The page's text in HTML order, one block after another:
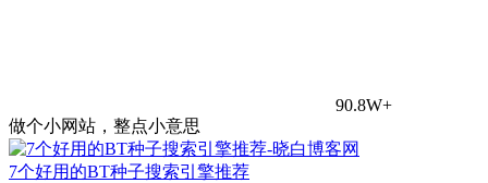
90.8W+
做个小网站，整点小意思
7个好用的BT种子搜索引擎推荐